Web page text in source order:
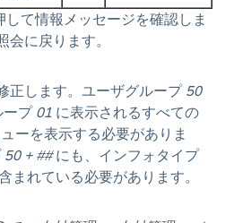
して情報メッセージを確認しま
会に戻ります。
正します。ユーザグループ 50
ープ 01 に表示されるすべての
ーを表示する必要がありま
50 + ##にも、インフォタイプ
まれている必要があります。